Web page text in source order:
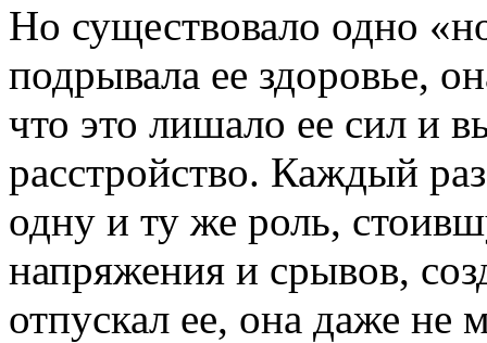
Но существовало одно
подрывала ее здоровье,
что это лишало ее сил и
расстройство. Каждый
одну и ту же роль,
напряжения и срывов,
отпускал ее, она даже не